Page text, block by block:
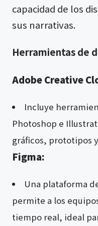
capacidad de los
sus narrativas.
Herramientas de
Adobe Creative
Incluye
Photoshop e
gráficos, prototipos
Figma:
Una plataforma
permite a los
tiempo real, ideal